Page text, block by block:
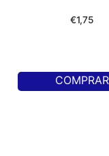
€1,75
COMPRAR